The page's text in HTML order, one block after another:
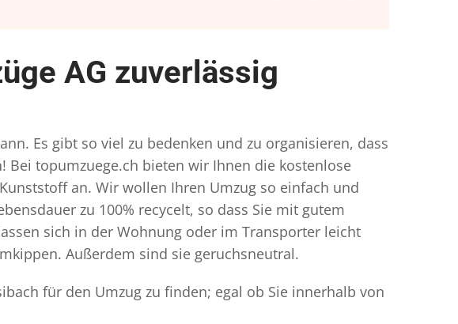
AG zuverlässig
Es gibt so viel zu bedenken und zu organisieren, dass
topumzuege.ch bieten wir Ihnen die kostenlose
an. Wir wollen Ihren Umzug so einfach und
zu 100% recycelt, so dass Sie mit gutem
sich in der Wohnung oder im Transporter leicht
Außerdem sind sie geruchsneutral.
für den Umzug zu finden; egal ob Sie innerhalb von